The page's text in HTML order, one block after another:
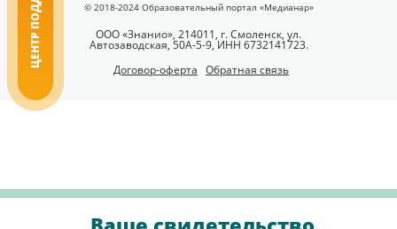
© 2018-2024 Образовательный портал «Медианар»
ООО «Знанио», 214011, г. Смоленск, ул.
Автозаводская, 50А-5-9, ИНН 6732141723.
Договор-оферта Обратная связь